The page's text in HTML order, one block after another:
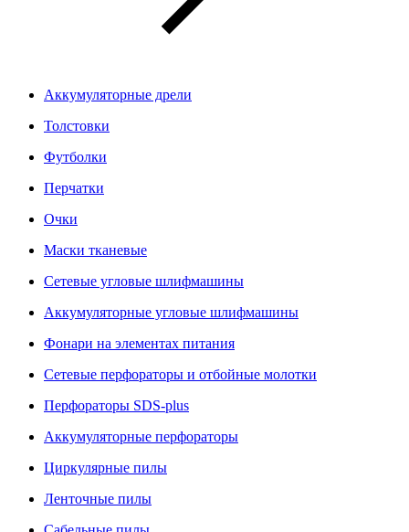
Аккумуляторные дрели
Толстовки
Футболки
Перчатки
Очки
Маски тканевые
Сетевые угловые шлифмашины
Аккумуляторные угловые шлифмашины
Фонари на элементах питания
Сетевые перфораторы и отбойные молотки
Перфораторы SDS-plus
Аккумуляторные перфораторы
Циркулярные пилы
Ленточные пилы